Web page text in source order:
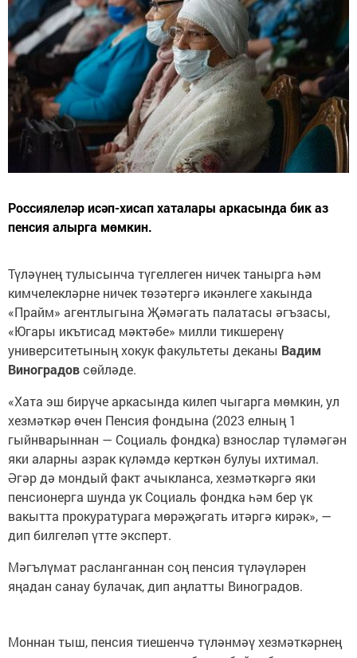
Россиялеләр исәп-хисап хаталары аркасында бик аз
пенсия алырга мөмкин.
Түләүнең тулысынча түгеллеген ничек танырга һәм
кимчелекләрне ничек төзәтергә икәнлеге хакында
«Прайм» агентлыгына Җәмәгать палатасы әгъзасы,
«Югары икътисад мәктәбе» милли тикшеренү
университетының хокук факультеты деканы Вадим
Виноградовсөйләде.
«Хата эш бирүче аркасында килеп чыгарга мөмкин, ул
хезмәткәр өчен Пенсия фондына (2023 елның 1
гыйнварыннан — Социаль фондка) взнослар түләмәгән
яки аларны азрак күләмдә керткән булуы ихтимал.
Әгәр дә мондый факт ачыкланса, хезмәткәргә яки
пенсионерга шунда ук Социаль фондка һәм бер үк
вакытта прокуратурага мөрәҗәгать итәргә кирәк», —
дип билгеләп үтте эксперт.
Мәгълүмат расланганнан соң пенсия түләүләрен
яңадан санау булачак, дип аңлатты Виноградов.
Моннан тыш, пенсия тиешенчә түләнмәү хезмәткәрнең